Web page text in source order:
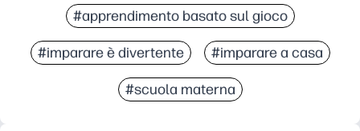
#apprendimento basato sul gioco
#imparare è divertente #imparare a casa
#scuola materna